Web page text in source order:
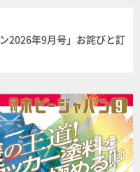
2026年9月号」お詫びと訂